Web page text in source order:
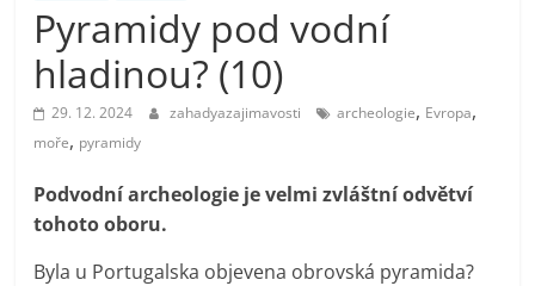
Pyramidy pod vodní
hladinou? (10)
29. 12. 2024 zahadyazajimavosti archeologie, Evropa,
moře, pyramidy
Podvodní archeologie je velmi zvláštní odvětví
tohoto oboru.
Byla u Portugalska objevena obrovská pyramida?